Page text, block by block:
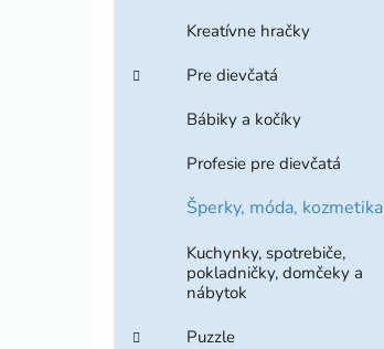
Kreatívne hračky
Pre dievčatá
Bábiky a kočíky
Profesie pre dievčatá
Šperky, móda, kozmetika
Kuchynky, spotrebiče,
pokladničky, domčeky a
nábytok
Puzzle